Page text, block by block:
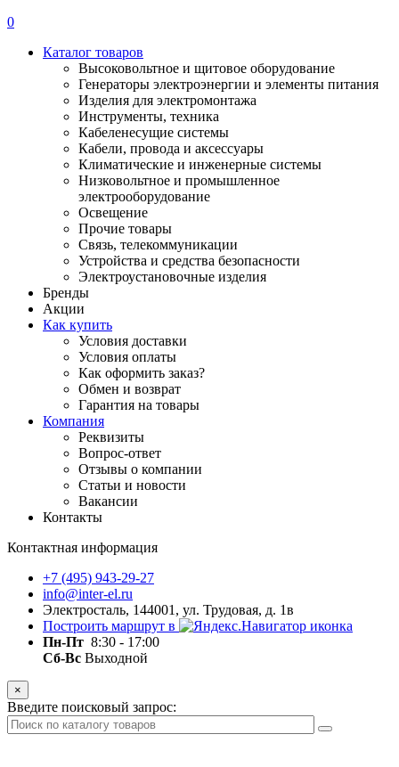
0
Каталог товаров
Высоковольтное и щитовое оборудование
Генераторы электроэнергии и элементы питания
Изделия для электромонтажа
Инструменты, техника
Кабеленесущие системы
Кабели, провода и аксессуары
Климатические и инженерные системы
Низковольтное и промышленное
электрооборудование
Освещение
Прочие товары
Связь, телекоммуникации
Устройства и средства безопасности
Электроустановочные изделия
Бренды
Акции
Как купить
Условия доставки
Условия оплаты
Как оформить заказ?
Обмен и возврат
Гарантия на товары
Компания
Реквизиты
Вопрос-ответ
Отзывы о компании
Статьи и новости
Вакансии
Контакты
Контактная информация
+7 (495) 943-29-27
info@inter-el.ru
Электросталь, 144001, ул. Трудовая, д. 1в
Построить маршрут в
Пн-Пт 8:30 - 17:00
Сб-Вс Выходной
×
Введите поисковый запрос: